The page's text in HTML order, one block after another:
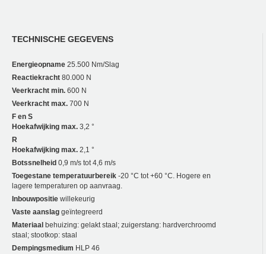
TECHNISCHE GEGEVENS
Energieopname 25.500 Nm/Slag
Reactiekracht 80.000 N
Veerkracht min. 600 N
Veerkracht max. 700 N
F en S
Hoekafwijking max. 3,2 °
R
Hoekafwijking max. 2,1 °
Botssnelheid 0,9 m/s tot 4,6 m/s
Toegestane temperatuurbereik -20 °C tot +60 °C. Hogere en
lagere temperaturen op aanvraag.
Inbouwpositie willekeurig
Vaste aanslag geïntegreerd
Materiaal behuizing: gelakt staal; zuigerstang: hardverchroomd
staal; stootkop: staal
Dempingsmedium HLP 46